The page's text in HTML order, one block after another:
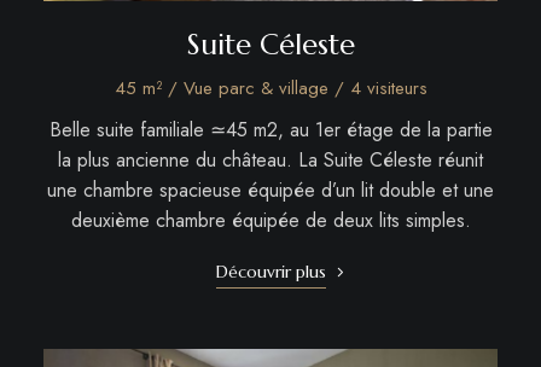
Suite Céleste
45 m² / Vue parc & village / 4 visiteurs
Belle suite familiale ≃45 m2, au 1er étage de la partie
la plus ancienne du château. La Suite Céleste réunit
une chambre spacieuse équipée d’un lit double et une
deuxième chambre équipée de deux lits simples.
Découvrir plus